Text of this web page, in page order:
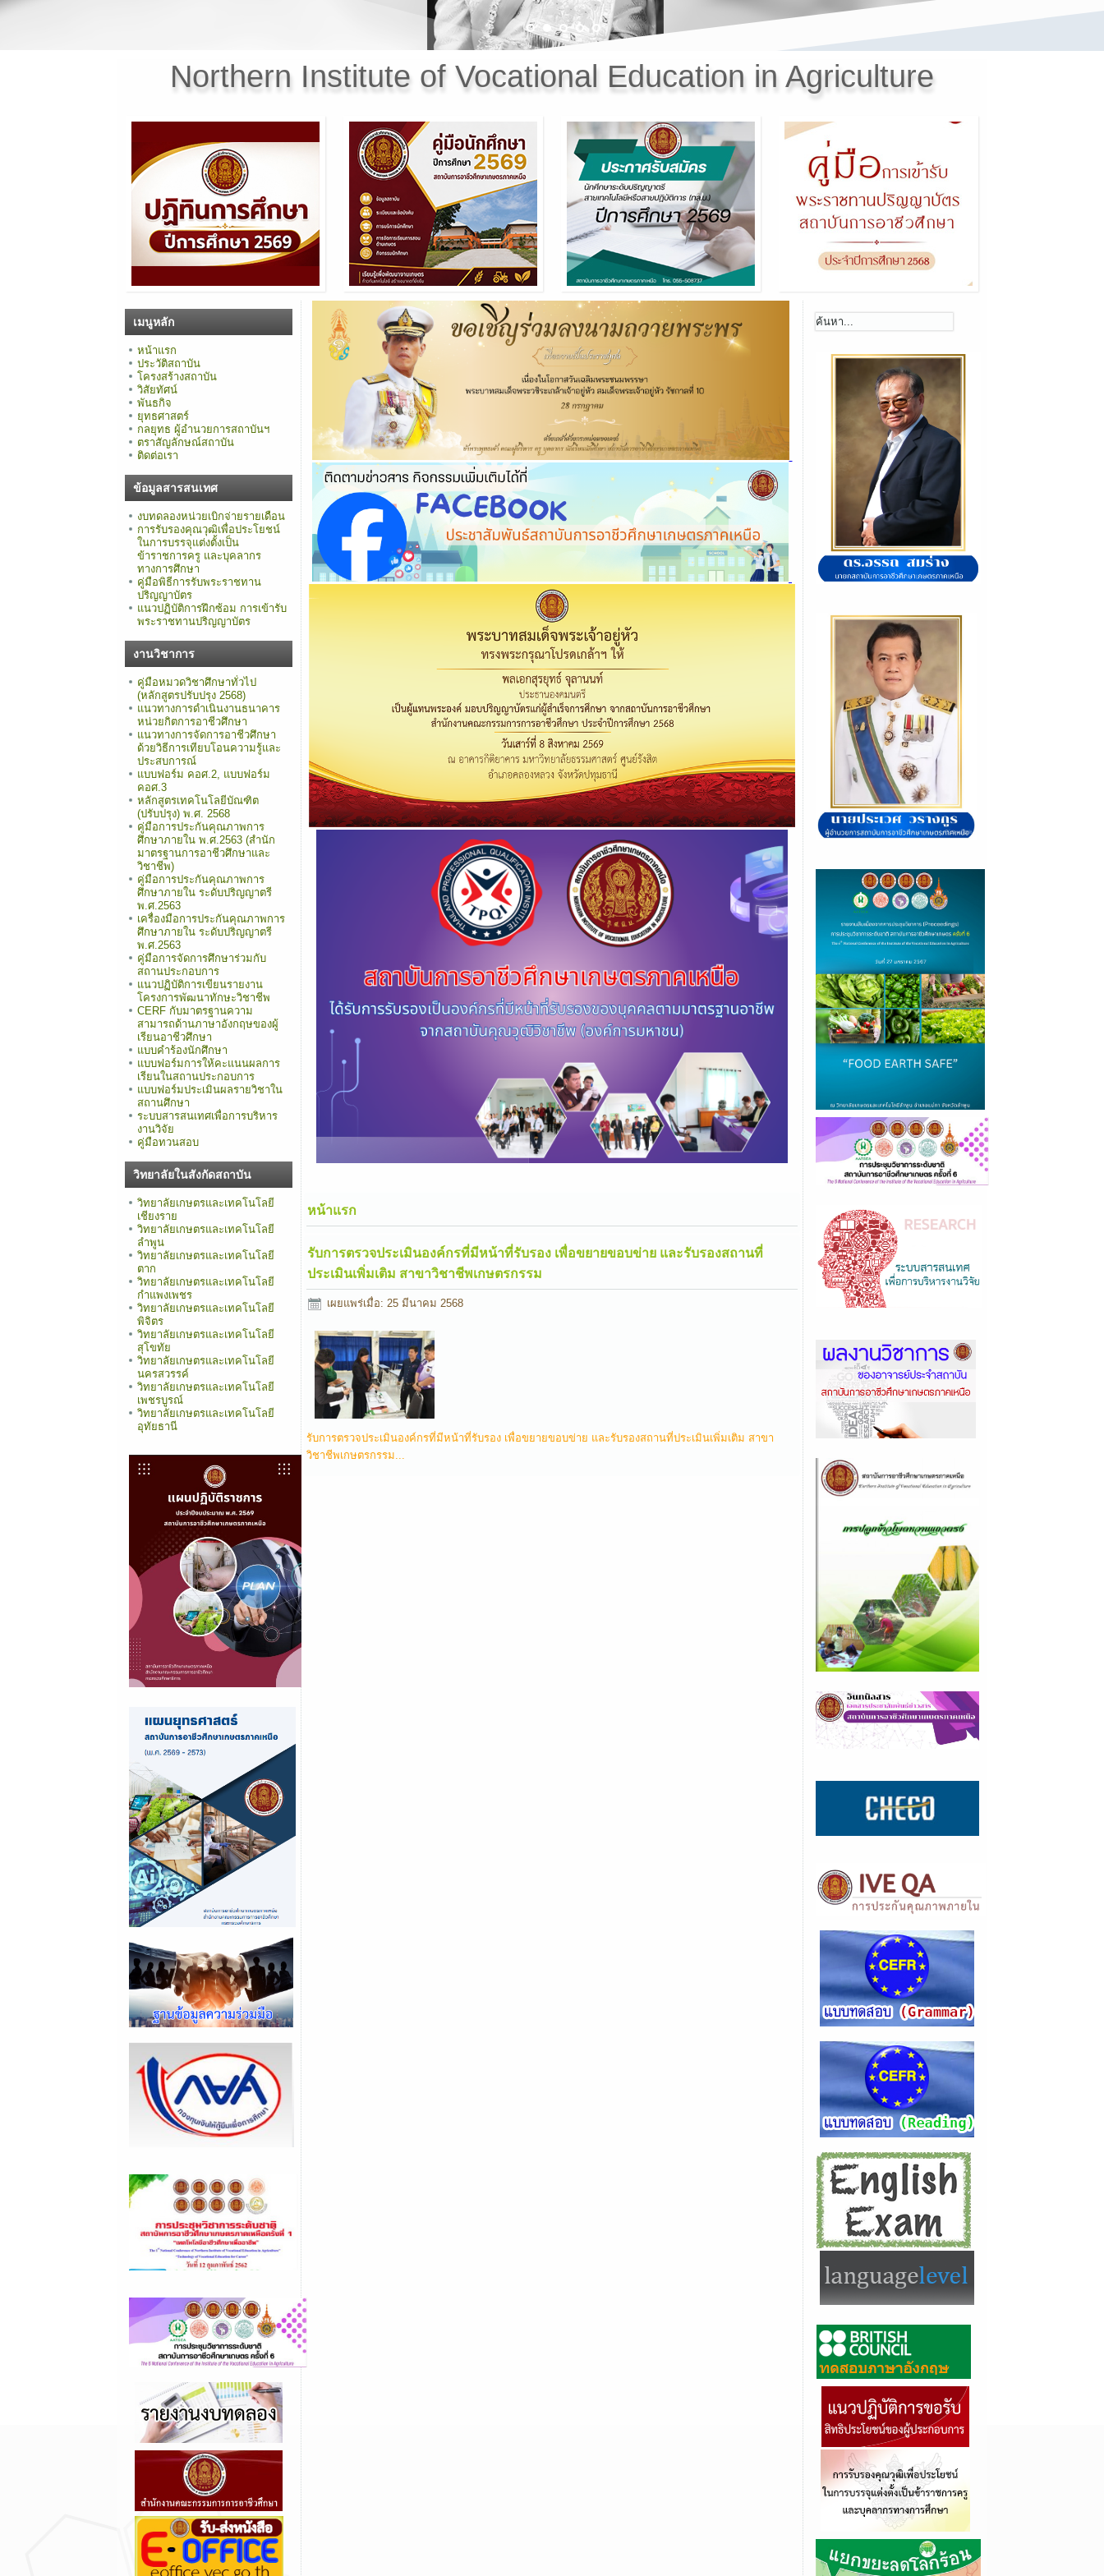
Northern Institute of Vocational Education in Agriculture
เมนูหลัก
หน้าแรก
ประวัติสถาบัน
โครงสร้างสถาบัน
วิสัยทัศน์
พันธกิจ
ยุทธศาสตร์
กลยุทธ ผู้อำนวยการสถาบันฯ
ตราสัญลักษณ์สถาบัน
ติดต่อเรา
ข้อมูลสารสนเทศ
งบทดลองหน่วยเบิกจ่ายรายเดือน
การรับรองคุณวุฒิเพื่อประโยชน์
ในการบรรจุแต่งตั้งเป็น
ข้าราชการครู และบุคลากร
ทางการศึกษา
คู่มือพิธีการรับพระราชทาน
ปริญญาบัตร
แนวปฏิบัติการฝึกซ้อม การเข้ารับ
พระราชทานปริญญาบัตร
งานวิชาการ
คู่มือหมวดวิชาศึกษาทั่วไป
(หลักสูตรปรับปรุง 2568)
แนวทางการดำเนินงานธนาคาร
หน่วยกิตการอาชีวศึกษา
แนวทางการจัดการอาชีวศึกษา
ด้วยวิธีการเทียบโอนความรู้และ
ประสบการณ์
แบบฟอร์ม คอศ.2, แบบฟอร์ม
คอศ.3
หลักสูตรเทคโนโลยีบัณฑิต
(ปรับปรุง) พ.ศ. 2568
คู่มือการประกันคุณภาพการ
ศึกษาภายใน พ.ศ.2563 (สำนัก
มาตรฐานการอาชีวศึกษาและ
วิชาชีพ)
คู่มือการประกันคุณภาพการ
ศึกษาภายใน ระดับปริญญาตรี
พ.ศ.2563
เครื่องมือการประกันคุณภาพการ
ศึกษาภายใน ระดับปริญญาตรี
พ.ศ.2563
คู่มือการจัดการศึกษาร่วมกับ
สถานประกอบการ
แนวปฏิบัติการเขียนรายงาน
โครงการพัฒนาทักษะวิชาชีพ
CERF กับมาตรฐานความ
สามารถด้านภาษาอังกฤษของผู้
เรียนอาชีวศึกษา
แบบคำร้องนักศึกษา
แบบฟอร์มการให้คะแนนผลการ
เรียนในสถานประกอบการ
แบบฟอร์มประเมินผลรายวิชาใน
สถานศึกษา
ระบบสารสนเทศเพื่อการบริหาร
งานวิจัย
คู่มือทวนสอบ
วิทยาลัยในสังกัดสถาบัน
วิทยาลัยเกษตรและเทคโนโลยี
เชียงราย
วิทยาลัยเกษตรและเทคโนโลยี
ลำพูน
วิทยาลัยเกษตรและเทคโนโลยี
ตาก
วิทยาลัยเกษตรและเทคโนโลยี
กำแพงเพชร
วิทยาลัยเกษตรและเทคโนโลยี
พิจิตร
วิทยาลัยเกษตรและเทคโนโลยี
สุโขทัย
วิทยาลัยเกษตรและเทคโนโลยี
นครสวรรค์
วิทยาลัยเกษตรและเทคโนโลยี
เพชรบูรณ์
วิทยาลัยเกษตรและเทคโนโลยี
อุทัยธานี
หน้าแรก
รับการตรวจประเมินองค์กรที่มีหน้าที่รับรอง เพื่อขยายขอบข่าย และรับรองสถานที่
ประเมินเพิ่มเติม สาขาวิชาชีพเกษตรกรรม
เผยแพร่เมื่อ: 25 มีนาคม 2568
รับการตรวจประเมินองค์กรที่มีหน้าที่รับรอง เพื่อขยายขอบข่าย และรับรองสถานที่ประเมินเพิ่มเติม สาขา
วิชาชีพเกษตรกรรม...